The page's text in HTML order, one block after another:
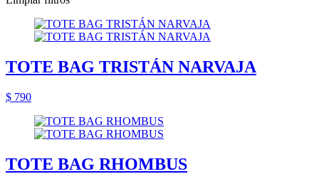
TOTE BAG TRISTÁN NARVAJA
$ 790
TOTE BAG RHOMBUS